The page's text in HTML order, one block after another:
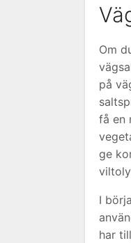
Om
på
få en
ge
I
har